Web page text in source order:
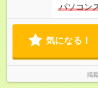
パソコン
気になる！
掲